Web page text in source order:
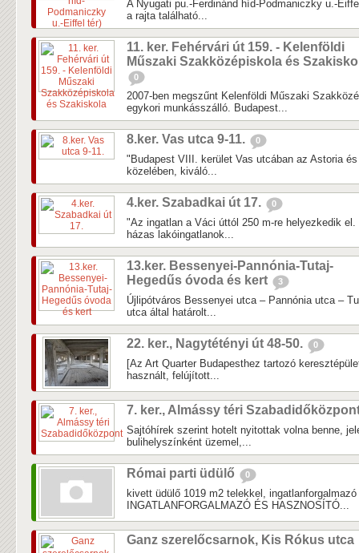
A Nyugati pu.-Ferdinánd híd-Podmaniczky u.-
a rajta található...
11. ker. Fehérvári út 159. - Kelenföldi
Műszaki Szakközépiskola és
0
2007-ben megszűnt Kelenföldi Műszaki
egykori munkásszálló. Budapest...
8.ker. Vas utca 9-11. 0
"Budapest VIII. kerület Vas utcában az Astoria
közelében, kiváló...
4.ker. Szabadkai út 17. 0
"Az ingatlan a Váci úttól 250 m-re helyezkedik
házas lakóingatlanok...
13.ker. Bessenyei-Pannónia-Tutaj-
Hegedűs óvoda és kert
3
Újlipótváros Bessenyei utca – Pannónia utca –
utca által határolt...
22. ker., Nagytétényi út 48-50. 0
[Az Art Quarter Budapesthez tartozó
használt, felújított...
7. ker., Almássy téri
Sajtóhírek szerint hotelt nyitottak volna benne,
bulihelyszínként üzemel,...
Római parti üdülő 0
kivett üdülő 1019 m2 telekkel,
INGATLANFORGALMAZÓ ÉS HASZNOSÍTÓ...
Ganz szerelőcsarnok, Kis Rókus utca